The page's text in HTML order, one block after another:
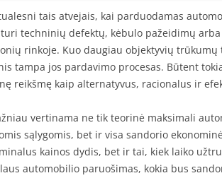
tais atvejais, kai parduodamas
techninių defektų, kėbulo pažeidimų
rinkoje. Kuo daugiau objektyvių
tampa jos pardavimo procesas. Būtent
reikšmę kaip alternatyvus, racionalus ir
vertinama ne tik teorinė maksimali
sąlygomis, bet ir visa sandorio
kainos dydis, bet ir tai, kiek laiko
automobilio paruošimas, kokia bus